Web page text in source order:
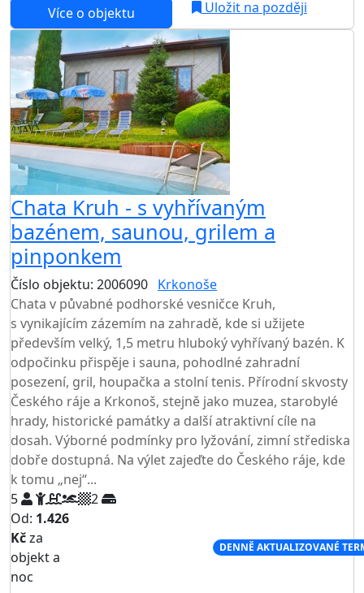
Více o objektu
Uložit na později
Chata Kruh - s vyhřívaným
bazénem, saunou, grilem a
pinponkem
Číslo objektu: 2006090 Krkonoše
Chata v půvabné podhorské vesničce Kruh,
s vynikajícím zázemím na zahradě, kde si užijete
především velký, 1,5 metru hluboký vyhřívaný bazén. K
odpočinku přispěje i sauna, pohodlné zahradní
posezení, gril, houpačka a stolní tenis. Přírodní skvosty
Českého ráje a Krkonoš, stejně jako muzea, starobylé
hrady, historické památky a další atraktivní cíle na
dosah. Výborné podmínky pro lyžování, zimní střediska
dobře dostupná. Na výlet zajeďte do Českého ráje, kde
k tomu „nej“...
5
2
Od: 1.426
Kčza
objekt a
noc
DENNĚ AKTUALIZOVANÉ